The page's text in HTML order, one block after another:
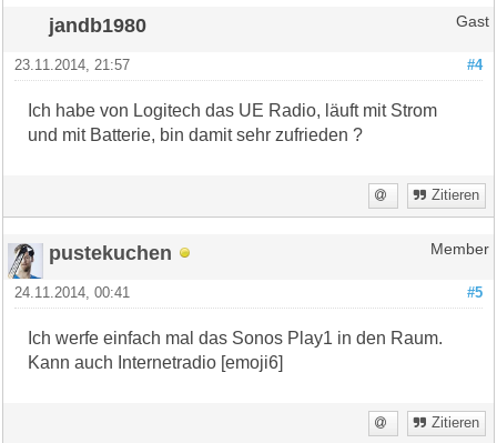
jandb1980 Gast
#4
23.11.2014, 21:57
Ich habe von Logitech das UE Radio, läuft mit Strom
und mit Batterie, bin damit sehr zufrieden ?
Zitieren
pustekuchen Member
#5
24.11.2014, 00:41
Ich werfe einfach mal das Sonos Play1 in den Raum.
Kann auch Internetradio [emoji6]
Zitieren